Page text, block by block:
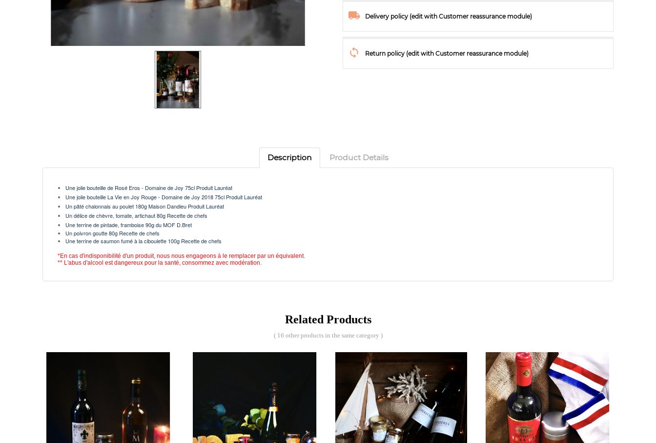
Delivery policy (edit with Customer reassurance module)
Return policy (edit with Customer reassurance module)
Description Product Details
Une jolie bouteille de Rosé Eros - Domaine de Joy 75cl Produit Lauréat
Une jolie bouteille La Vie en Joy Rouge - Domaine de Joy 2018 75cl Produit Lauréat
Un pâté chalonnais au poulet 180g Maison Dandieu Produit Lauréat
Un délice de chèvre, tomate, artichaut 80g Recette de chefs
Une terrine de pintade, framboise 90g du MOF D.Bret
Un poivron goutte 80g Recette de chefs
Une terrine de saumon fumé à la ciboulette 100g Recette de chefs
*En cas d'indisponibilité d'un produit, nous nous engageons à le remplacer par un équivalent.
** L'abus d'alcool est dangereux pour la santé, consommez avec modération.
Related Products
( 16 other products in the same category )